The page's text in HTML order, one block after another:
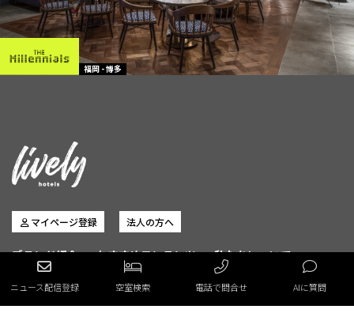
福岡 - 博多
マイページ登録 法人の方へ
ブランド紹介 おすすめコンテンツ
私たちについて
フォトギャラリー
オンラインストア
ニュース配信登録 空室検索 電話で問合せ AIに質問